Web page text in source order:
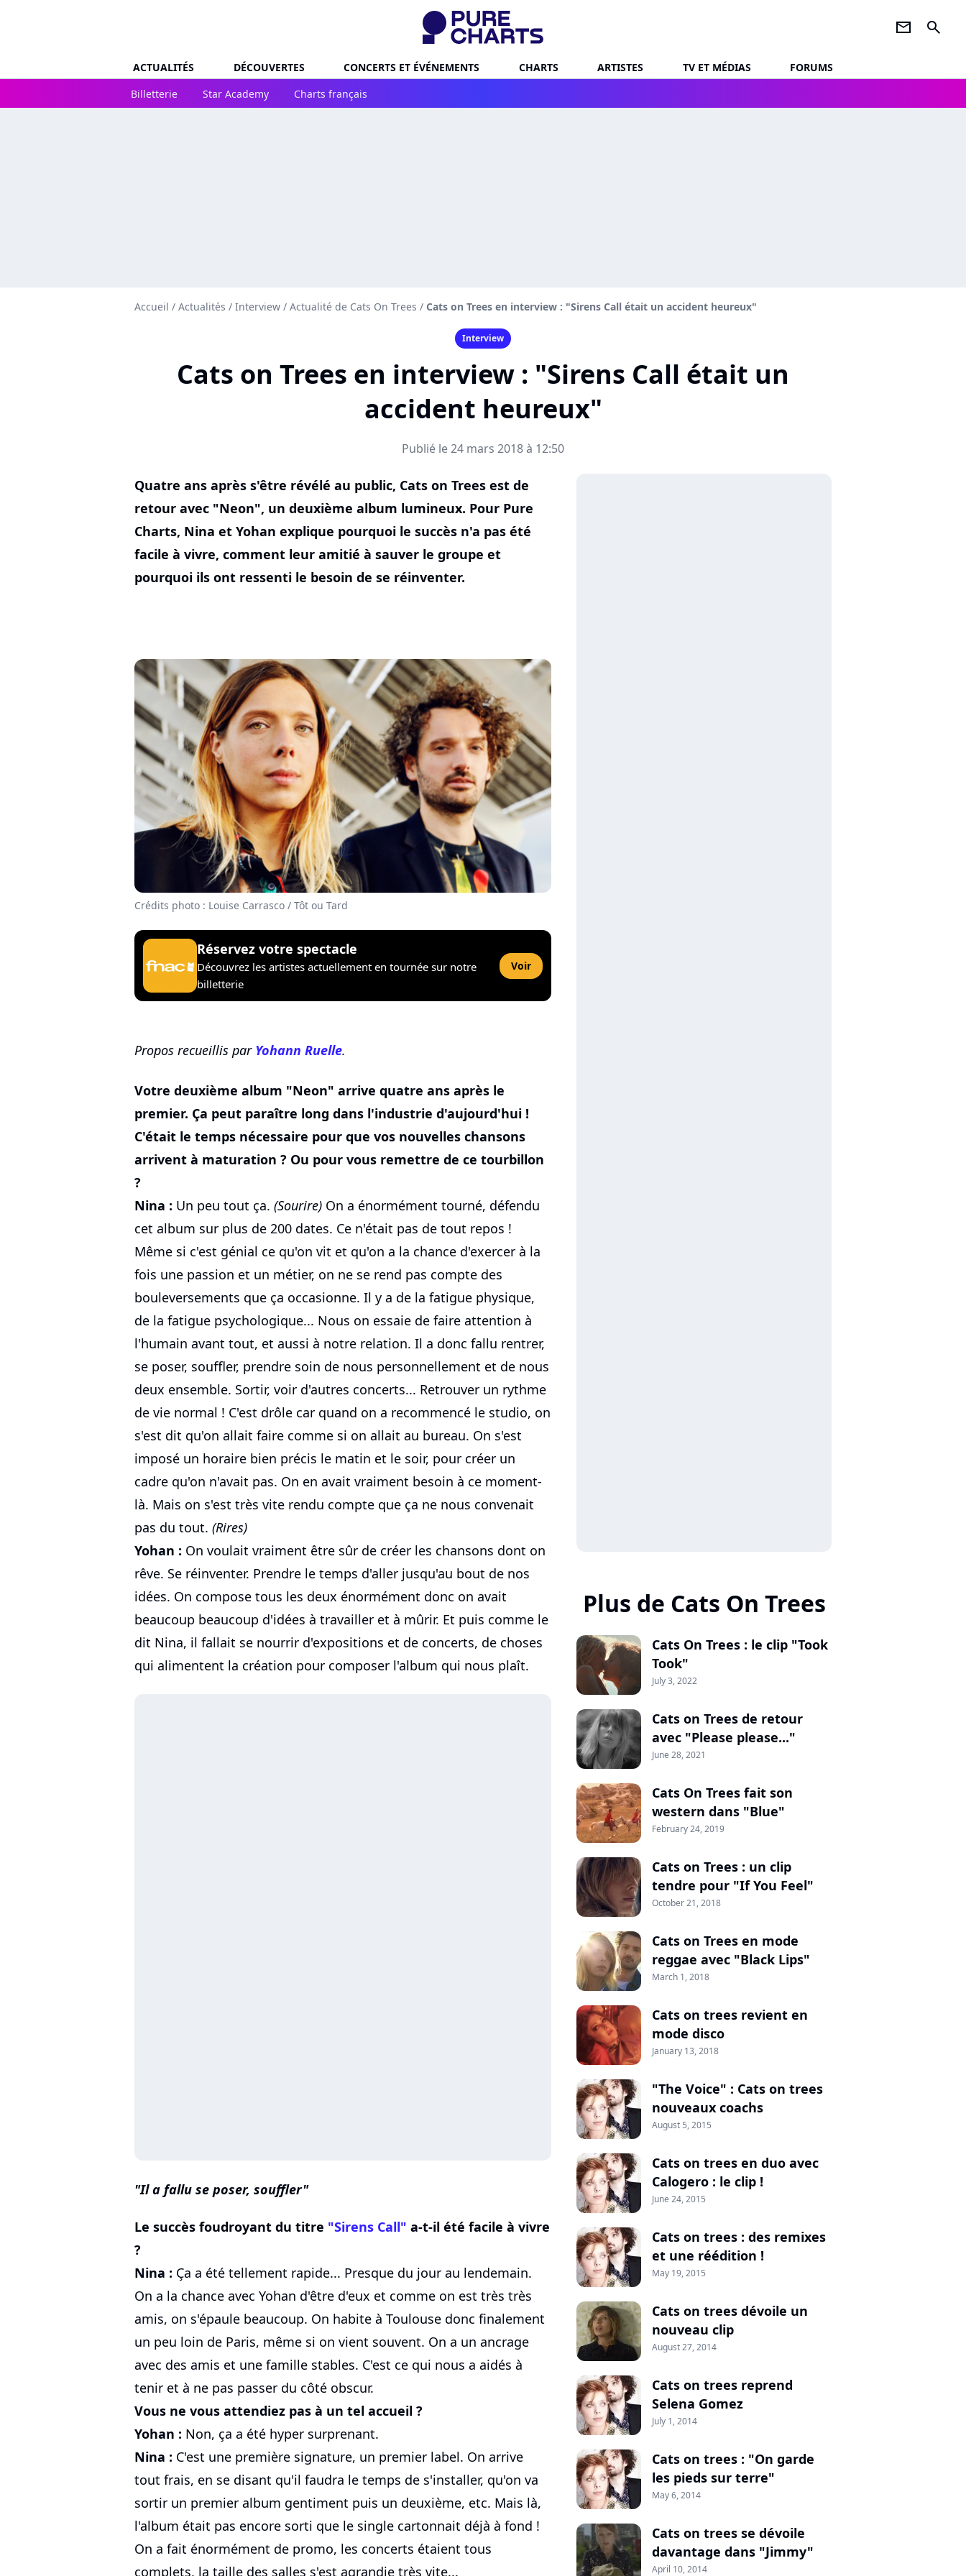
newsletter search
ACTUALITÉS DÉCOUVERTES CONCERTS ET ÉVÉNEMENTS CHARTS ARTISTES TV ET MÉDIAS
FORUMS
Billetterie
Star Academy Charts français
Accueil / Actualités / Interview / Actualité de Cats On Trees / Cats on Trees en interview : "Sirens Call était un accident heureux"
Interview
Cats on Trees en interview : "Sirens Call était un
accident heureux"
Publié le 24 mars 2018 à 12:50
Quatre ans après s'être révélé au public, Cats on Trees est de
retour avec "Neon", un deuxième album lumineux. Pour Pure
Charts, Nina et Yohan explique pourquoi le succès n'a pas été
facile à vivre, comment leur amitié à sauver le groupe et
pourquoi ils ont ressenti le besoin de se réinventer.
Crédits photo : Louise Carrasco / Tôt ou Tard
Réservez votre spectacle
Découvrez les artistes actuellement en tournée sur notre
billetterie
Voir
Propos recueillis par Yohann Ruelle.
Votre deuxième album "Neon" arrive quatre ans après le
premier. Ça peut paraître long dans l'industrie d'aujourd'hui !
C'était le temps nécessaire pour que vos nouvelles chansons
arrivent à maturation ? Ou pour vous remettre de ce tourbillon
?
Nina : Un peu tout ça. (Sourire) On a énormément tourné, défendu
cet album sur plus de 200 dates. Ce n'était pas de tout repos !
Même si c'est génial ce qu'on vit et qu'on a la chance d'exercer à la
fois une passion et un métier, on ne se rend pas compte des
bouleversements que ça occasionne. Il y a de la fatigue physique,
de la fatigue psychologique... Nous on essaie de faire attention à
l'humain avant tout, et aussi à notre relation. Il a donc fallu rentrer,
se poser, souffler, prendre soin de nous personnellement et de nous
deux ensemble. Sortir, voir d'autres concerts... Retrouver un rythme
de vie normal ! C'est drôle car quand on a recommencé le studio, on
s'est dit qu'on allait faire comme si on allait au bureau. On s'est
imposé un horaire bien précis le matin et le soir, pour créer un
cadre qu'on n'avait pas. On en avait vraiment besoin à ce moment-
là. Mais on s'est très vite rendu compte que ça ne nous convenait
pas du tout. (Rires)
Yohan : On voulait vraiment être sûr de créer les chansons dont on
rêve. Se réinventer. Prendre le temps d'aller jusqu'au bout de nos
idées. On compose tous les deux énormément donc on avait
beaucoup beaucoup d'idées à travailler et à mûrir. Et puis comme le
dit Nina, il fallait se nourrir d'expositions et de concerts, de choses
qui alimentent la création pour composer l'album qui nous plaît.
Il a fallu se poser, souffler
Le succès foudroyant du titre "Sirens Call" a-t-il été facile à vivre
?
Nina : Ça a été tellement rapide... Presque du jour au lendemain.
On a la chance avec Yohan d'être d'eux et comme on est très très
amis, on s'épaule beaucoup. On habite à Toulouse donc finalement
un peu loin de Paris, même si on vient souvent. On a un ancrage
avec des amis et une famille stables. C'est ce qui nous a aidés à
tenir et à ne pas passer du côté obscur.
Vous ne vous attendiez pas à un tel accueil ?
Yohan : Non, ça a été hyper surprenant.
Nina : C'est une première signature, un premier label. On arrive
tout frais, en se disant qu'il faudra le temps de s'installer, qu'on va
sortir un premier album gentiment puis un deuxième, etc. Mais là,
l'album était pas encore sorti que le single cartonnait déjà à fond !
On a fait énormément de promo, les concerts étaient tous
complets, la taille des salles s'est agrandie très vite...
Plus de Cats On Trees
Cats On Trees : le clip "Took
Took"
July 3, 2022
Cats on Trees de retour
avec "Please please..."
June 28, 2021
Cats On Trees fait son
western dans "Blue"
February 24, 2019
Cats on Trees : un clip
tendre pour "If You Feel"
October 21, 2018
Cats on Trees en mode
reggae avec "Black Lips"
March 1, 2018
Cats on trees revient en
mode disco
January 13, 2018
"The Voice" : Cats on trees
nouveaux coachs
August 5, 2015
Cats on trees en duo avec
Calogero : le clip !
June 24, 2015
Cats on trees : des remixes
et une réédition !
May 19, 2015
Cats on trees dévoile un
nouveau clip
August 27, 2014
Cats on trees reprend
Selena Gomez
July 1, 2014
Cats on trees : "On garde
les pieds sur terre"
May 6, 2014
Cats on trees se dévoile
davantage dans "Jimmy"
April 10, 2014